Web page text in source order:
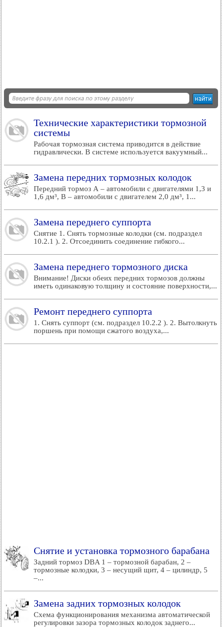
Технические характеристики тормозной
системы
Рабочая тормозная система приводится в действие
гидравлически. В системе используется вакуумный...
Замена передних тормозных колодок
Передний тормоз А – автомобили с двигателями 1,3 и
1,6 дм³, В – автомобили с двигателем 2,0 дм³, 1...
Замена переднего суппорта
Снятие 1. Снять тормозные колодки (см. подраздел
10.2.1 ). 2. Отсоединить соединение гибкого...
Замена переднего тормозного диска
Внимание! Диски обеих передних тормозов должны
иметь одинаковую толщину и состояние поверхности,...
Ремонт переднего суппорта
1. Снять суппорт (см. подраздел 10.2.2 ). 2. Вытолкнуть
поршень при помощи сжатого воздуха,...
Снятие и установка тормозного барабана
Задний тормоз DBA 1 – тормозной барабан, 2 –
тормозные колодки, 3 – несущий щит, 4 – цилиндр, 5
–...
Замена задних тормозных колодок
Схема функционирования механизма автоматической
регулировки зазора тормозных колодок заднего...